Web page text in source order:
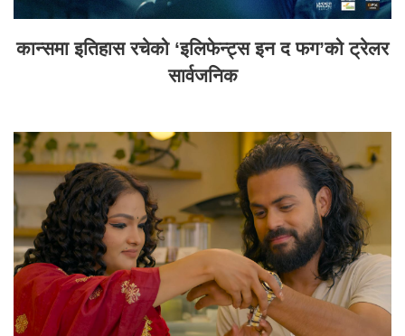
कान्समा इतिहास रचेको ‘इलिफेन्ट्स इन द फग’को ट्रेलर
सार्वजनिक